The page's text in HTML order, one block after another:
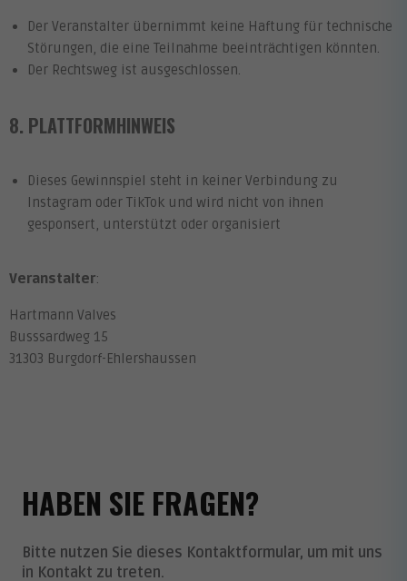
Der Veranstalter übernimmt keine Haftung für technische
Störungen, die eine Teilnahme beeinträchtigen könnten.
Der Rechtsweg ist ausgeschlossen.
8. PLATTFORMHINWEIS
Dieses Gewinnspiel steht in keiner Verbindung zu
Instagram oder TikTok und wird nicht von ihnen
gesponsert, unterstützt oder organisiert
Veranstalter:
Hartmann Valves
Busssardweg 15
31303 Burgdorf-Ehlershaussen
HABEN SIE FRAGEN?
Bitte nutzen Sie dieses Kontaktformular, um mit uns
in Kontakt zu treten.